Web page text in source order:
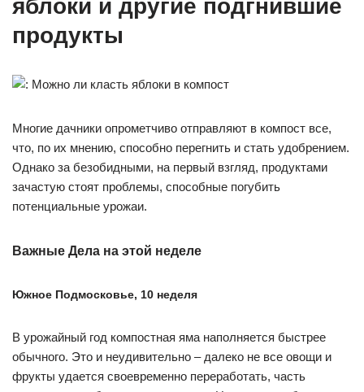
яблоки и другие подгнившие
продукты
Многие дачники опрометчиво отправляют в компост все,
что, по их мнению, способно перегнить и стать удобрением.
Однако за безобидными, на первый взгляд, продуктами
зачастую стоят проблемы, способные погубить
потенциальные урожаи.
Важные Дела на этой неделе
Южное Подмосковье, 10 неделя
В урожайный год компостная яма наполняется быстрее
обычного. Это и неудивительно – далеко не все овощи и
фрукты удается своевременно переработать, часть